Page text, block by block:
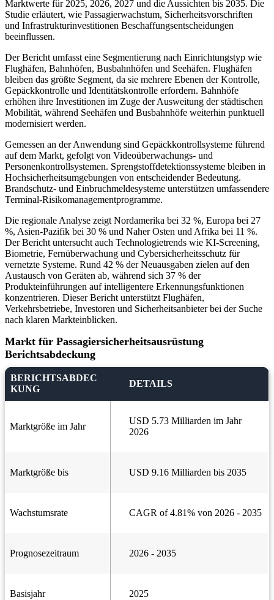
Marktwerte für 2025, 2026, 2027 und die Aussichten bis 2035. Die
Studie erläutert, wie Passagierwachstum, Sicherheitsvorschriften
und Infrastrukturinvestitionen Beschaffungsentscheidungen
beeinflussen.
Der Bericht umfasst eine Segmentierung nach Einrichtungstyp wie
Flughäfen, Bahnhöfen, Busbahnhöfen und Seehäfen. Flughäfen
bleiben das größte Segment, da sie mehrere Ebenen der Kontrolle,
Gepäckkontrolle und Identitätskontrolle erfordern. Bahnhöfe
erhöhen ihre Investitionen im Zuge der Ausweitung der städtischen
Mobilität, während Seehäfen und Busbahnhöfe weiterhin punktuell
modernisiert werden.
Gemessen an der Anwendung sind Gepäckkontrollsysteme führend
auf dem Markt, gefolgt von Videoüberwachungs- und
Personenkontrollsystemen. Sprengstoffdetektionssysteme bleiben in
Hochsicherheitsumgebungen von entscheidender Bedeutung.
Brandschutz- und Einbruchmeldesysteme unterstützen umfassendere
Terminal-Risikomanagementprogramme.
Die regionale Analyse zeigt Nordamerika bei 32 %, Europa bei 27
%, Asien-Pazifik bei 30 % und Naher Osten und Afrika bei 11 %.
Der Bericht untersucht auch Technologietrends wie KI-Screening,
Biometrie, Fernüberwachung und Cybersicherheitsschutz für
vernetzte Systeme. Rund 42 % der Neuausgaben zielen auf den
Austausch von Geräten ab, während sich 37 % der
Produkteinführungen auf intelligentere Erkennungsfunktionen
konzentrieren. Dieser Bericht unterstützt Flughäfen,
Verkehrsbetriebe, Investoren und Sicherheitsanbieter bei der Suche
nach klaren Markteinblicken.
Markt für Passagiersicherheitsausrüstung
Berichtsabdeckung
BERICHTSABDEC
KUNG
DETAILS
Marktgröße im Jahr
USD 5.73 Milliarden im Jahr
2026
Marktgröße bis USD 9.16 Milliarden bis 2035
Wachstumsrate CAGR of 4.81% von 2026 - 2035
Prognosezeitraum 2026 - 2035
Basisjahr 2025